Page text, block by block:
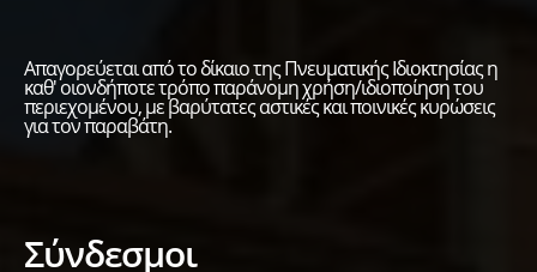
Απαγορεύεται από το δίκαιο της Πνευματικής Ιδιοκτησίας η
καθ' οιονδήποτε τρόπο παράνομη χρήση/ιδιοποίηση του
περιεχομένου, με βαρύτατες αστικές και ποινικές κυρώσεις
για τον παραβάτη.
Σύνδεσμοι